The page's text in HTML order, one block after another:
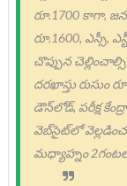
రూ.1700 కాగా,
రూ.1600, ఎస్సీ,
చొప్పున
దరఖాస్తు రుసుం
డౌన్‌లోడ్‌, పరీక్ష
వెబ్‌సైట్‌లో
మధ్యాహ్నం 2గంటల